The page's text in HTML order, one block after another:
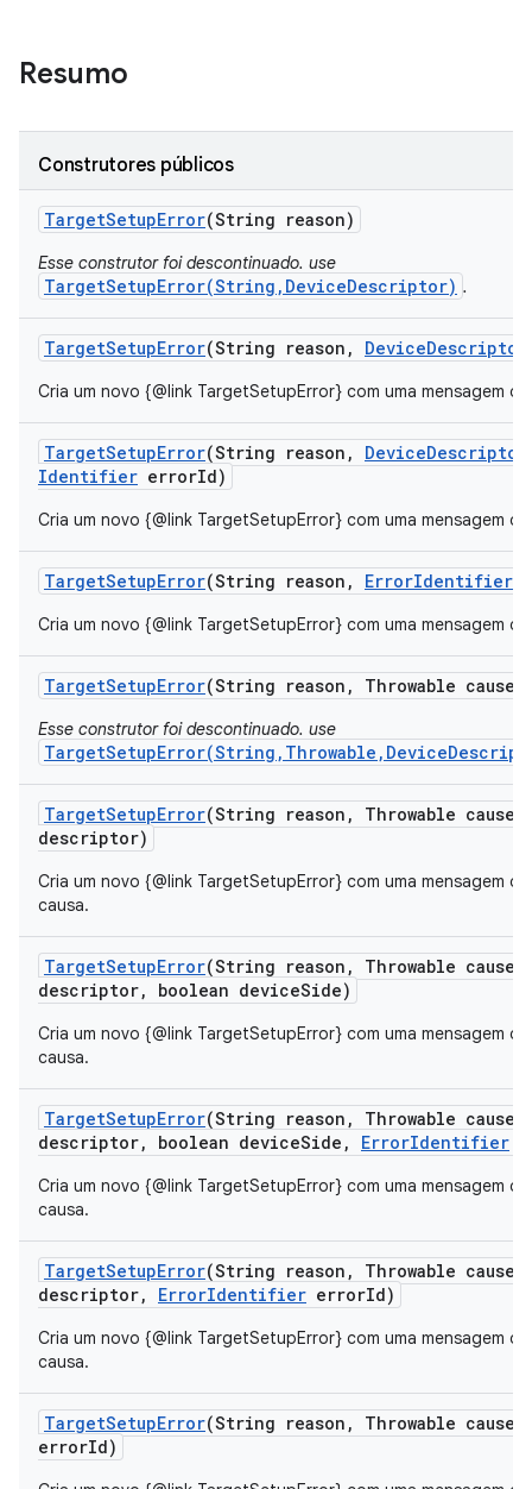
Resumo
Construtores públicos
TargetSetupError(String reason)
Esse construtor foi descontinuado. use
TargetSetupError(String,DeviceDescriptor) .
TargetSetupError(String reason , DeviceDescriptor
Cria um novo {@link TargetSetupError} com uma mensagem
TargetSetupError(String reason , DeviceDescriptor
Identifier errorId)
Cria um novo {@link TargetSetupError} com uma mensagem
TargetSetupError(String reason , ErrorIdentifier
Cria um novo {@link TargetSetupError} com uma mensagem
TargetSetupError(String reason , Throwable cause)
Esse construtor foi descontinuado. use
TargetSetupError(String reason , Throwable cause
descriptor)
Cria um novo {@link TargetSetupError} com uma mensagem
causa.
TargetSetupError(String reason , Throwable cause
descriptor, boolean deviceSide)
Cria um novo {@link TargetSetupError} com uma mensagem
causa.
TargetSetupError(String reason , Throwable cause
descriptor, boolean deviceSide , ErrorIdentifier
Cria um novo {@link TargetSetupError} com uma mensagem
causa.
TargetSetupError(String reason , Throwable cause
descriptor, ErrorIdentifier errorId)
Cria um novo {@link TargetSetupError} com uma mensagem
causa.
TargetSetupError(String reason , Throwable cause
errorId)